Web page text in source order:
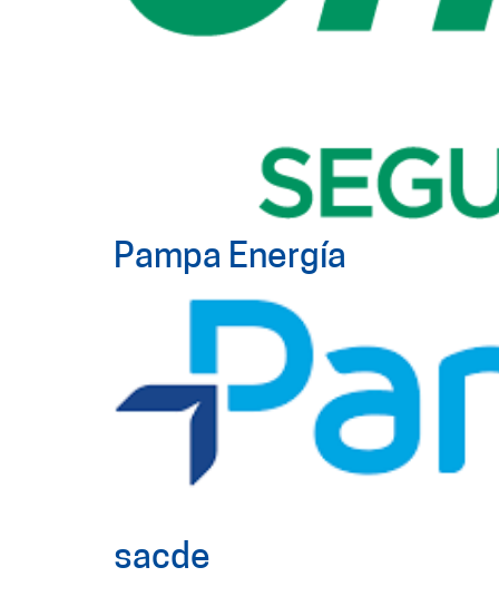
Pampa Energía
sacde